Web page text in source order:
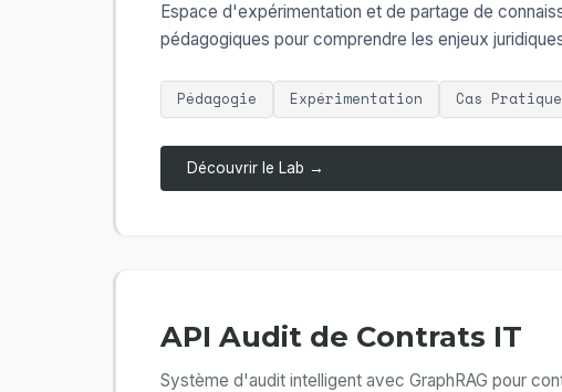
Espace d'expérimentation et de partage de
pédagogiques pour comprendre les enjeux
Pédagogie Expérimentation Cas
Découvrir le Lab →
API Audit de Contrats IT
Système d'audit intelligent avec GraphRAG pour